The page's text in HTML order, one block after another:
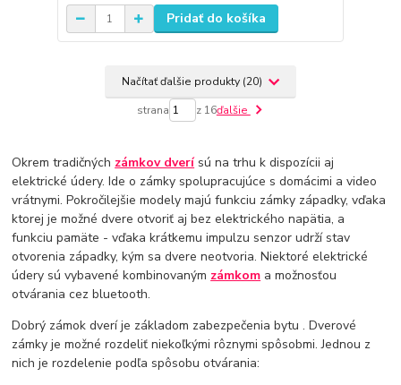
Pridať do košíka
Načítať ďalšie produkty (20)
strana z 16ďalšie
Okrem tradičných zámkov dverísú na trhu k dispozícii aj
elektrické údery. Ide o zámky spolupracujúce s domácimi a video
vrátnymi. Pokročilejšie modely majú funkciu zámky západky, vďaka
ktorej je možné dvere otvoriť aj bez elektrického napätia, a
funkciu pamäte - vďaka krátkemu impulzu senzor udrží stav
otvorenia západky, kým sa dvere neotvoria. Niektoré elektrické
údery sú vybavené kombinovaným zámkom a možnosťou
otvárania cez bluetooth.
Dobrý zámok dverí je základom zabezpečenia bytu . Dverové
zámky je možné rozdeliť niekoľkými rôznymi spôsobmi. Jednou z
nich je rozdelenie podľa spôsobu otvárania: